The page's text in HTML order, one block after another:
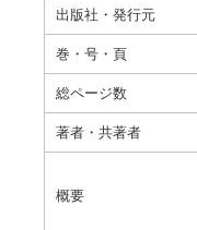
出版社・発行元
巻・号・頁
総ページ数
著者・共著者
概要